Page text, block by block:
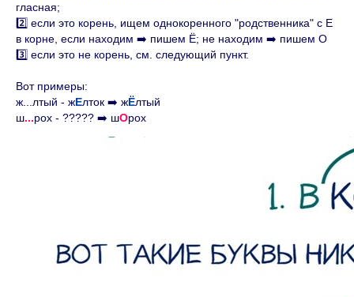
гласная;
2️⃣ если это корень, ищем однокоренного "родственника" с Е
в корне, если находим ➡️ пишем Ё; не находим ➡️ пишем О
3️⃣ если это не корень, см. следующий пункт.
Вот примеры:
ж...лтый - жЕлток ➡️ жЁлтый
ш...рох - ????? ➡️ шОрох